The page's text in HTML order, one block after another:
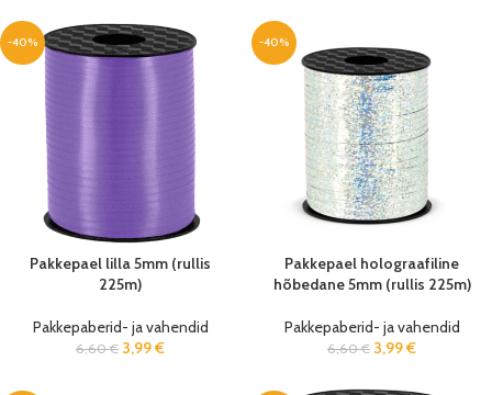
-40%
Pakkepael lilla 5mm (rullis
225m)
Pakkepaberid- ja vahendid
6,60€ 3,99€
-40%
Pakkepael holograafiline
hõbedane 5mm (rullis 225m)
Pakkepaberid- ja vahendid
6,60€ 3,99€